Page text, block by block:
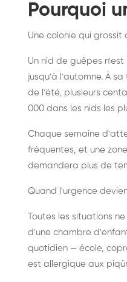
Pourquoi
Une colonie qui grossit
Un nid de guêpes
jusqu'à l'automne. À
de l'été, plusieurs
000 dans les nids les
Chaque semaine
fréquentes, et une
demandera plus de
Quand l'urgence
Toutes les situations
d'une chambre
quotidien — école,
est allergique aux